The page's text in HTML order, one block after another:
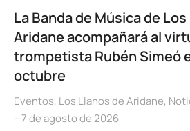
La Banda de Música de
Aridane acompañará al
trompetista Rubén Simeó
octubre
Eventos, Los Llanos de Aridane,
7 de agosto de 2026